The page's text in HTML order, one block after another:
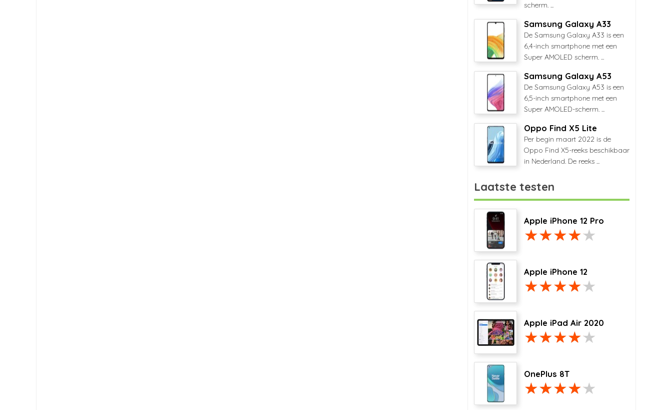
scherm. ...
Samsung Galaxy A33
De Samsung Galaxy A33 is een
6,4-inch smartphone met een
Super AMOLED scherm. ...
Samsung Galaxy A53
De Samsung Galaxy A53 is een
6,5-inch smartphone met een
Super AMOLED-scherm. ...
Oppo Find X5 Lite
Per begin maart 2022 is de
Oppo Find X5-reeks beschikbaar
in Nederland. De reeks ...
Laatste testen
Apple iPhone 12 Pro
Apple iPhone 12
Apple iPad Air 2020
OnePlus 8T